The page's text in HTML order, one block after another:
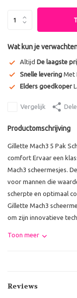
Wat kun je
Altijd De laagste
Snelle levering Met
Elders goedkoper
Vergelijk
Productomschrijving
Gillette Mach3 5 Pak
comfort Ervaar een
Mach3 scheermesjes.
voor mannen die
scherpte en optimaal
Gillette Mach3
om zijn innovatieve
Toon meer
Reviews